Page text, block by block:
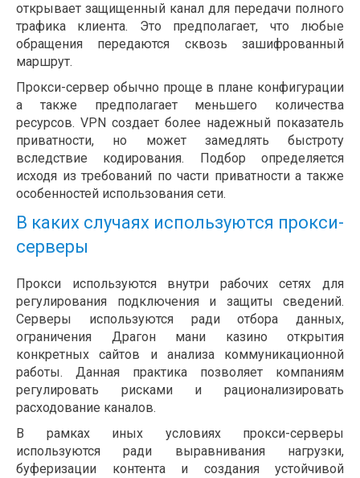
открывает защищенный канал для передачи полного
трафика клиента. Это предполагает, что любые
обращения передаются сквозь зашифрованный
маршрут.
Прокси-сервер обычно проще в плане конфигурации
а также предполагает меньшего количества
ресурсов. VPN создает более надежный показатель
приватности, но может замедлять быстроту
вследствие кодирования. Подбор определяется
исходя из требований по части приватности а также
особенностей использования сети.
В каких случаях используются прокси-
серверы
Прокси используются внутри рабочих сетях для
регулирования подключения и защиты сведений.
Серверы используются ради отбора данных,
ограничения Драгон мани казино открытия
конкретных сайтов и анализа коммуникационной
работы. Данная практика позволяет компаниям
регулировать рисками и рационализировать
расходование каналов.
В рамках иных условиях прокси-серверы
используются ради выравнивания нагрузки,
буферизации контента и создания устойчивой